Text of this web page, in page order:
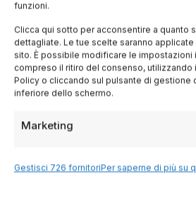
funzioni.
Clicca qui sotto per acconsentire a quanto
dettagliate. Le tue scelte saranno
sito. È possibile modificare le impostazioni
compreso il ritiro del consenso, utilizzando
Policy o cliccando sul pulsante di gestione
inferiore dello schermo.
Marketing
Gestisci 726 fornitoriPer saperne di più su
Lombardia
Trentino